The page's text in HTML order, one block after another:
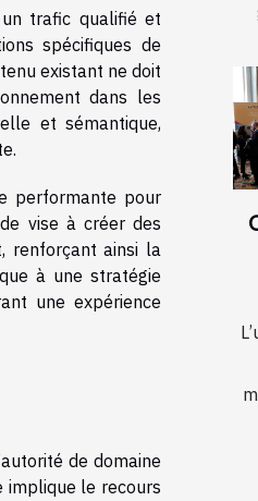
trafic qualifié et
spécifiques de
existant ne doit
dans les
et sémantique,
performante pour
vise à créer des
renforçant ainsi la
à une stratégie
une expérience
de domaine
implique le recours